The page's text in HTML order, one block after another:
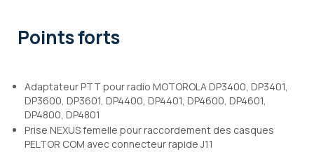
Points forts
Adaptateur PTT pour radio MOTOROLA DP3400, DP3401,
DP3600, DP3601, DP4400, DP4401, DP4600, DP4601,
DP4800, DP4801
Prise NEXUS femelle pour raccordement des casques
PELTOR COM avec connecteur rapide J11